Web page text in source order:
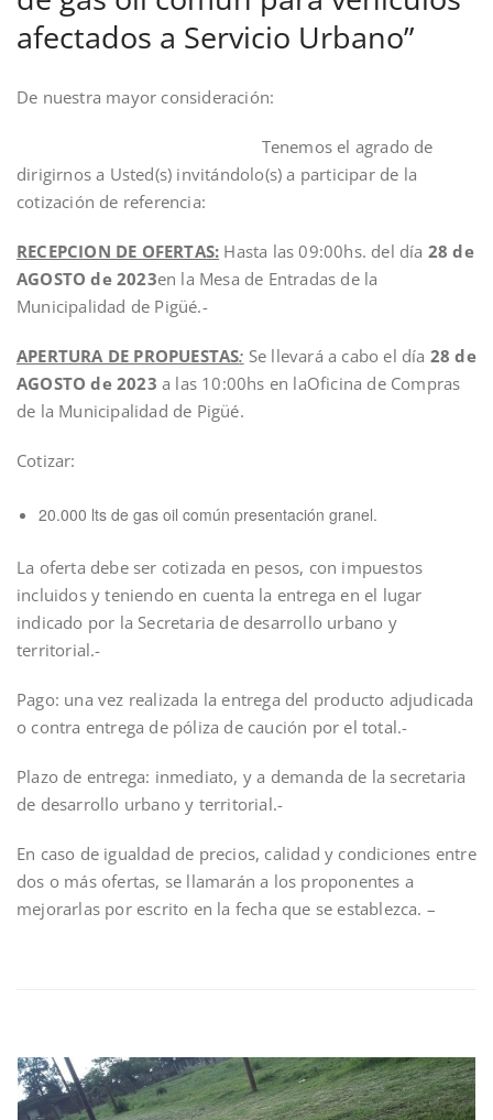
afectados a Servicio Urbano”
De nuestra mayor consideración:
Tenemos el agrado de
dirigirnos a Usted(s) invitándolo(s) a participar de la
cotización de referencia:
RECEPCION DE OFERTAS: Hasta las 09:00hs. del día 28 de
AGOSTO de 2023en la Mesa de Entradas de la
Municipalidad de Pigüé.-
APERTURA DE PROPUESTAS: Se llevará a cabo el día 28 de
AGOSTO de 2023 a las 10:00hs en laOficina de Compras
de la Municipalidad de Pigüé.
Cotizar:
20.000 lts de gas oil común presentación granel.
La oferta debe ser cotizada en pesos, con impuestos
incluidos y teniendo en cuenta la entrega en el lugar
indicado por la Secretaria de desarrollo urbano y
territorial.-
Pago: una vez realizada la entrega del producto adjudicada
o contra entrega de póliza de caución por el total.-
Plazo de entrega: inmediato, y a demanda de la secretaria
de desarrollo urbano y territorial.-
En caso de igualdad de precios, calidad y condiciones entre
dos o más ofertas, se llamarán a los proponentes a
mejorarlas por escrito en la fecha que se establezca. –